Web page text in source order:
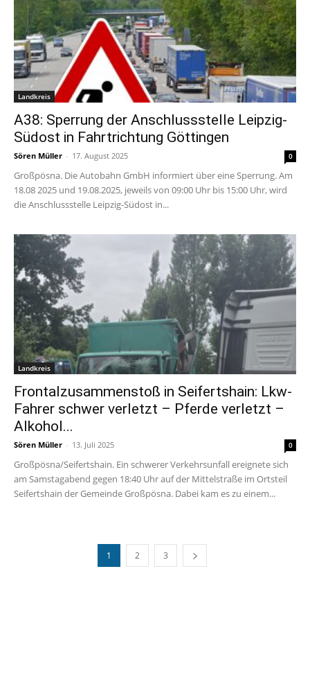
Landkreis
A38: Sperrung der Anschlussstelle Leipzig-
Südost in Fahrtrichtung Göttingen
Sören Müller - 17. August 2025 0
Großpösna. Die Autobahn GmbH informiert über eine Sperrung. Am
18.08 2025 und 19.08.2025, jeweils von 09:00 Uhr bis 15:00 Uhr, wird
die Anschlussstelle Leipzig-Südost in...
Landkreis
Frontalzusammenstoß in Seifertshain: Lkw-
Fahrer schwer verletzt – Pferde verletzt –
Alkohol...
Sören Müller - 13. Juli 2025 0
Großpösna/Seifertshain. Ein schwerer Verkehrsunfall ereignete sich
am Samstagabend gegen 18:40 Uhr auf der Mittelstraße im Ortsteil
Seifertshain der Gemeinde Großpösna. Dabei kam es zu einem...
1 2 3